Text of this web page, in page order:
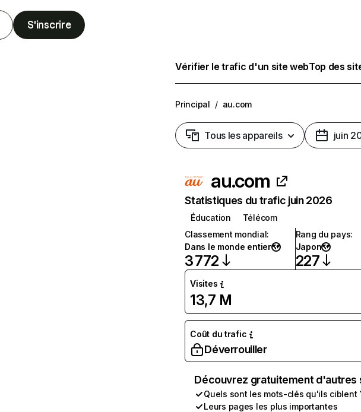
S'inscrire
Vérifier le trafic d'un site webTop des
Principal / au.com
Tous les appareils juin
au.com
Statistiques du trafic juin 2026
Éducation
Télécom
Classement mondial:
Dans le monde entier
3 772
Rang du pays:
Japon
227
Visites
13,7 M
Coût du trafic
Déverrouiller
Découvrez gratuitement
Quels sont les mots-clés qu'ils ciblent
Leurs pages les plus importantes